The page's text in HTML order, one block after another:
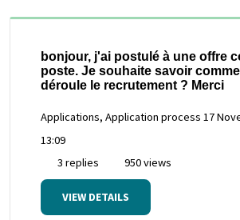
bonjour, j'ai postulé à une offre
poste. Je souhaite savoir
déroule le recrutement ? Merci
Applications, Application process 17
13:09
3 replies
950 views
VIEW DETAILS